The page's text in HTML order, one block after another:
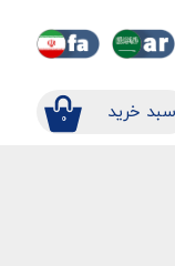
۰ ​​سبد خرید